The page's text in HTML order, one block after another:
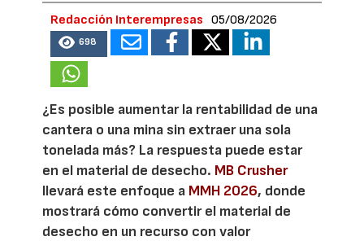
Redacción Interempresas 05/08/2026
698
¿Es posible aumentar la rentabilidad de una
cantera o una mina sin extraer una sola
tonelada más? La respuesta puede estar
en el material de desecho. MB Crusher
llevará este enfoque a MMH 2026, donde
mostrará cómo convertir el material de
desecho en un recurso con valor